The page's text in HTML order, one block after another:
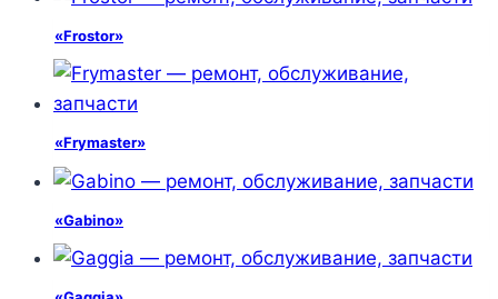
«Frostor»
«Frymaster»
«Gabino»